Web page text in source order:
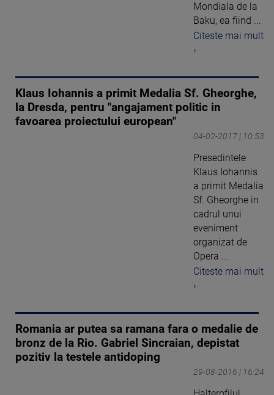
Mondiala de la
Baku, ea fiind ...
Citeste mai mult
›
Klaus Iohannis a primit Medalia Sf. Gheorghe,
la Dresda, pentru "angajament politic in
favoarea proiectului european"
04-02-2017 | 10:53
Presedintele
Klaus Iohannis
a primit Medalia
Sf. Gheorghe in
cadrul unui
eveniment
organizat de
Opera ...
Citeste mai mult
›
Romania ar putea sa ramana fara o medalie de
bronz de la Rio. Gabriel Sincraian, depistat
pozitiv la testele antidoping
29-08-2016 | 16:24